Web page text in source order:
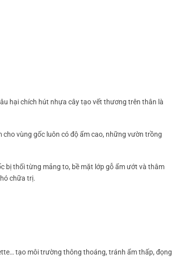
hại chích hút nhựa cây tạo vết thương trên thân là
vùng gốc luôn có độ ẩm cao, những vườn trồng
bị thối từng mảng to, bề mặt lớp gỗ ẩm ướt và thâm
chữa trị.
tạo môi trường thông thoáng, tránh ẩm thấp, đọng